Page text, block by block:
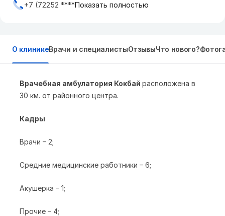
+7 (72252 ****Показать полностью
О клиникеВрачи и специалистыОтзывыЧто нового?
Врачебная амбулатория Кокбай расположена в
30 км. от районного центра.
Кадры
Врачи – 2;
Средние медицинские работники – 6;
Акушерка – 1;
Прочие – 4;